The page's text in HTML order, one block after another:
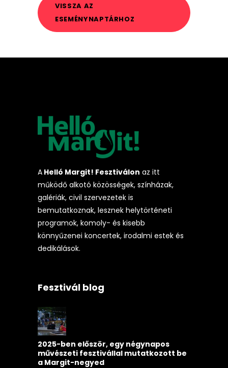
VISSZA AZ
ESEMÉNYNAPTÁRHOZ
A Helló Margit! Fesztiválon az itt
működő alkotó közösségek, színházak,
galériák, civil szervezetek is
bemutatkoznak, lesznek helytörténeti
programok, komoly- és kisebb
könnyűzenei koncertek, irodalmi estek és
dedikálások.
Fesztivál blog
2025-ben először, egy négynapos
művészeti fesztivállal mutatkozott be
a Margit-negyed